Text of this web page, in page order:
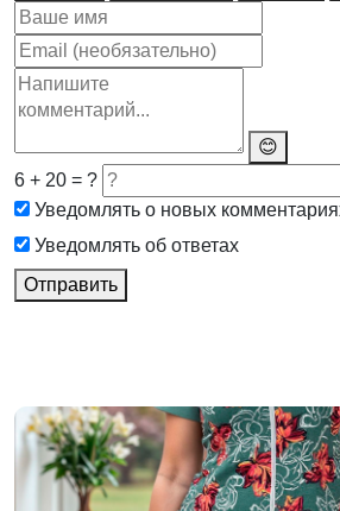
😊
6 + 20 = ?
Уведомлять о новых
Уведомлять об ответах
Отправить